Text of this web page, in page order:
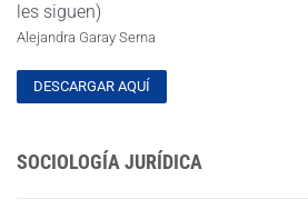
les siguen)
Alejandra Garay Serna
DESCARGAR AQUÍ
SOCIOLOGÍA JURÍDICA